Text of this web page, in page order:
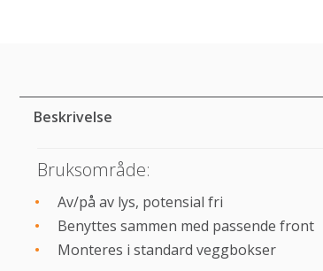
Beskrivelse
Bruksområde:
Av/på av lys, potensial fri
Benyttes sammen med passende front
Monteres i standard veggbokser